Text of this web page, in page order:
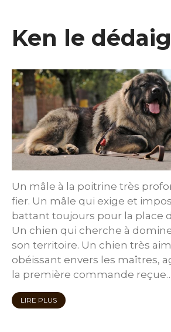
Ken le
Un mâle à la poitrine très
fier. Un mâle qui exige et
battant toujours pour la place
Un chien qui cherche à
son territoire. Un chien très
obéissant envers les maîtres,
la première commande
LIRE PLUS